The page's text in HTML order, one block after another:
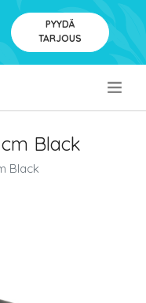
PYYDÄ
TARJOUS
Black
Black